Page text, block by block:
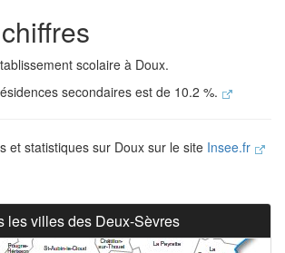
scolaire à Doux.
secondaires est de 10.2 %.
et statistiques sur Doux sur le site Insee.fr
les villes des Deux-Sèvres